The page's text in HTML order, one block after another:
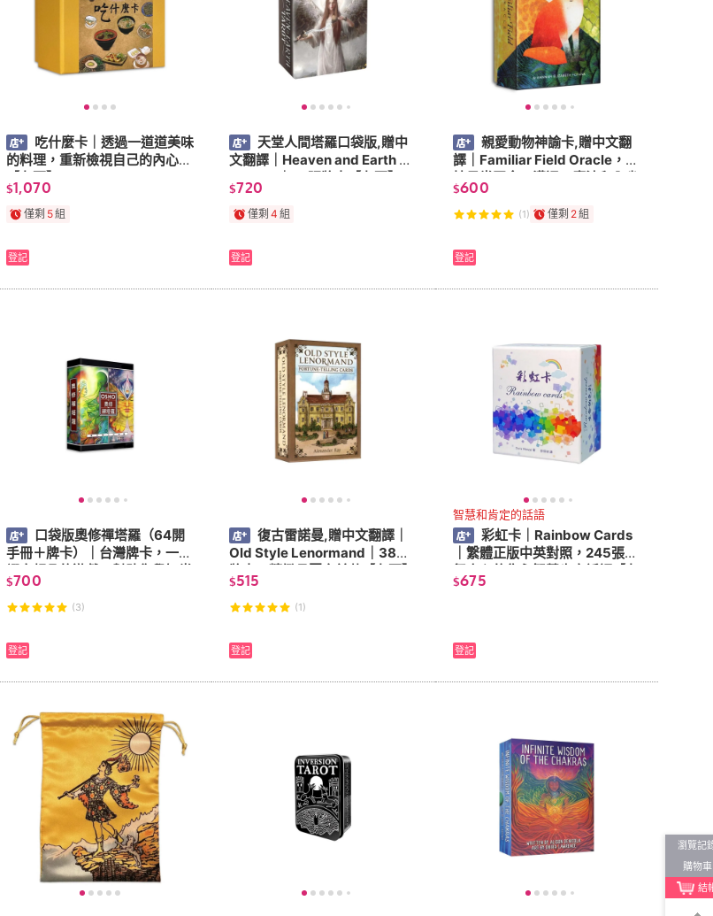
吃什麼卡｜透過一道道美味
的料理，重新檢視自己的內心
【左西】
$1,070
僅剩 5組
登記
天堂人間塔羅口袋版,贈中
文翻譯｜Heaven and Earth Ta
rot Mini｜78張牌卡【左西】
$720
僅剩 4 組
登記
親愛動物神諭卡,贈中文翻
譯｜Familiar Field Oracle，支
持日常正念、溝通、魔法和內省
實踐【左西】
$600
(1) 僅剩 2組
登記
口袋版奧修禪塔羅（64開
手冊＋牌卡）｜台灣牌卡，一個
禪宗超凡的遊戲，幫助你覺知當
下【左西】
$700
(3)
登記
復古雷諾曼,贈中文翻譯｜
Old Style Lenormand｜38張
牌卡，精緻且圖文並茂【左西】
$515
(1)
登記
智慧和肯定的話語
彩虹卡｜Rainbow Cards
｜䌓體正版中英對照，245張鼓
舞人心的雋永智慧肯定話語【左
西】
$675
登記
瀏覽記
購物車
結